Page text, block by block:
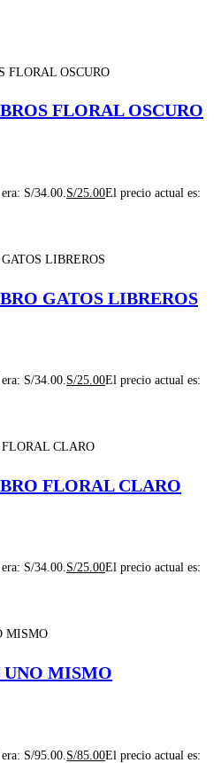
FLORAL OSCURO
S/34.00. S/25.00El precio actual es:
GATOS LIBREROS
S/34.00.S/25.00El precio actual es:
FLORAL CLARO
S/34.00.S/25.00El precio actual es:
UNO MISMO
S/95.00. S/85.00El precio actual es: